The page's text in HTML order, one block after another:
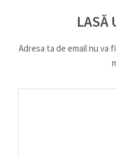
LASĂ
Adresa ta de email nu va